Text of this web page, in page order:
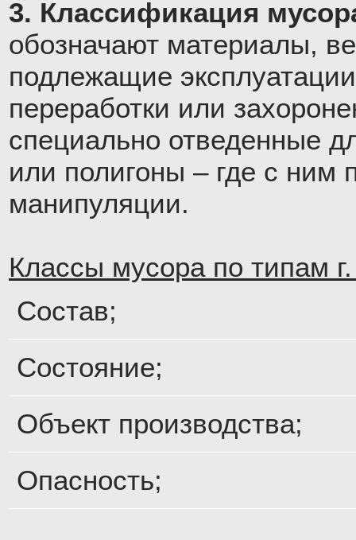
3. Классификация
обозначают материалы,
подлежащие
переработки или
специально отведенные
или полигоны – где с ним
манипуляции.
Классы мусора по типам
Состав;
Состояние;
Объект производства;
Опасность;